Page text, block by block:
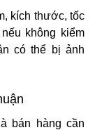
kích thước, tốc
không kiểm
có thể bị ảnh
bán hàng cần